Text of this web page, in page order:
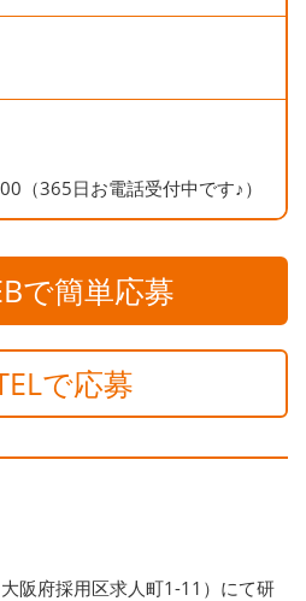
（365日お電話受付中です♪）
簡単応募
で応募
阪府採用区求人町1-11）にて研